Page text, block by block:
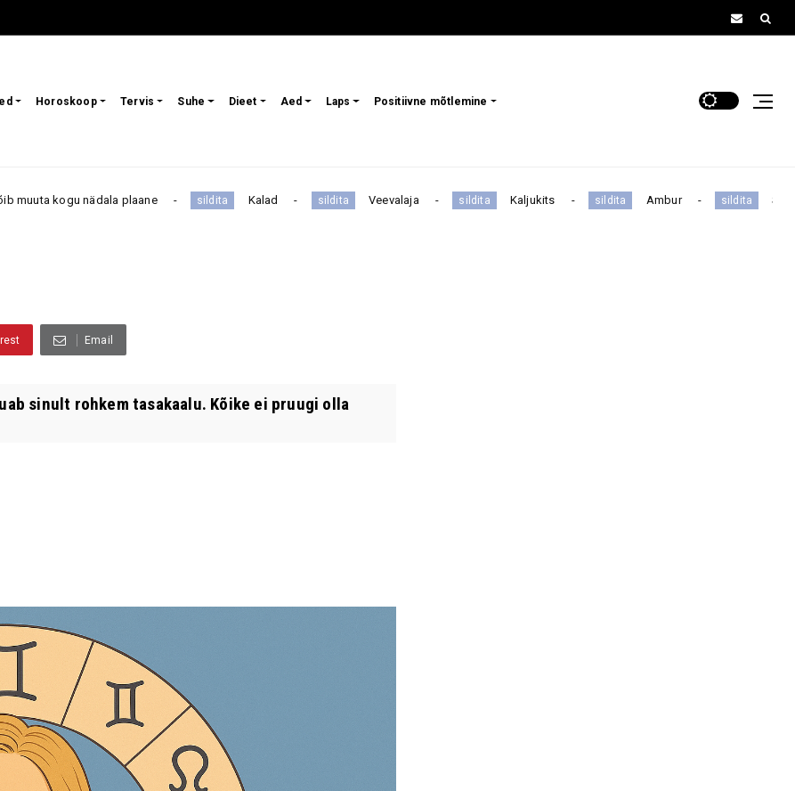
Horoskoop Tervis Suhe Dieet Aed Laps Positiivne mõtlemine
kogu nädala plaane sildita Kalad sildita Veevalaja sildita Kaljukits sildita Ambur sildita Skorpion
Email
sinult rohkem tasakaalu. Kõike ei pruugi olla